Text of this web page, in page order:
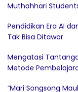
Muthahhari
Pendidikan Era AI
Tak Bisa Ditawar
Mengatasi
Metode
“Mari Songsong